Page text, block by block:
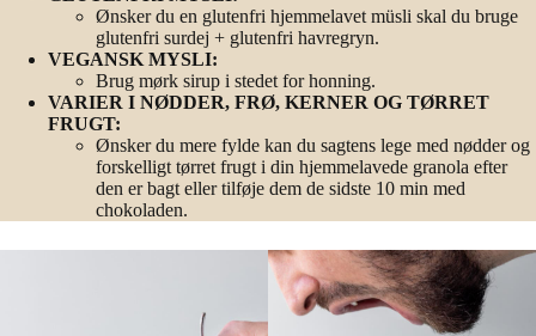
Ønsker du en glutenfri hjemmelavet müsli skal du bruge
glutenfri surdej + glutenfri havregryn.
VEGANSK MYSLI:
Brug mørk sirup i stedet for honning.
VARIER I NØDDER, FRØ, KERNER OG TØRRET
FRUGT:
Ønsker du mere fylde kan du sagtens lege med nødder og
forskelligt tørret frugt i din hjemmelavede granola efter
den er bagt eller tilføje dem de sidste 10 min med
chokoladen.